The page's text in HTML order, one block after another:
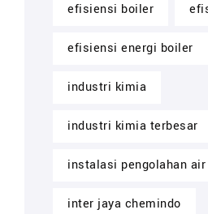
efisiensi boiler
efisiensi energi boiler
industri kimia
industri kimia terbesar
instalasi pengolahan
inter jaya chemindo